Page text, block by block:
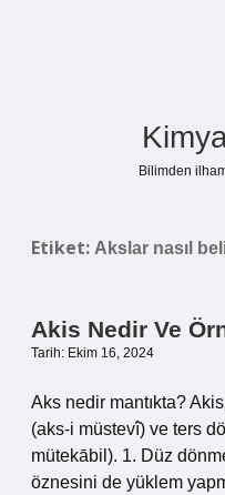
Bilimden
Etiket: Akslar nasıl
Akis Nedir Ve
Tarih: Ekim 16, 2024
Aks nedir mantıkta?
(aks-i müstevî) ve ters
mütekābil). 1. Düz
öznesini de yüklem